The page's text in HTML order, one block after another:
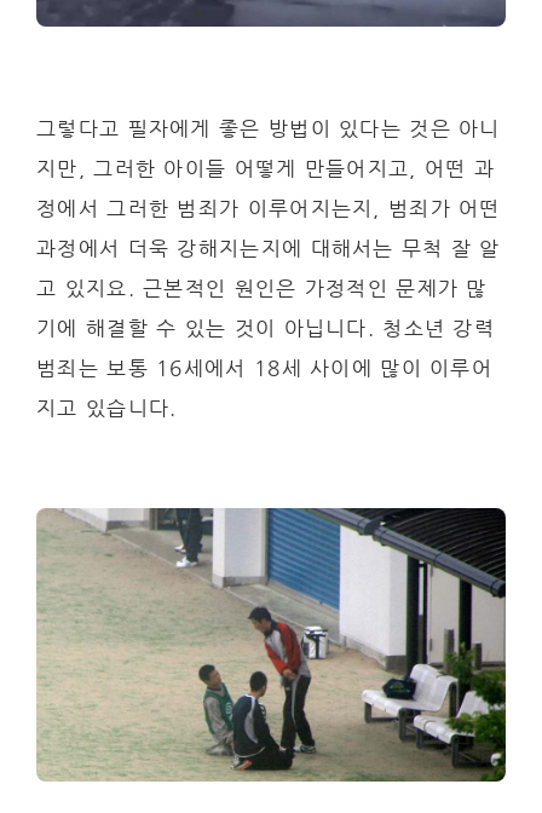
그렇다고 필자에게 좋은 방법이 있다는 것은 아니
지만, 그러한 아이들 어떻게 만들어지고, 어떤 과
정에서 그러한 범죄가 이루어지는지, 범죄가 어떤
과정에서 더욱 강해지는지에 대해서는 무척 잘 알
고 있지요. 근본적인 원인은 가정적인 문제가 많
기에 해결할 수 있는 것이 아닙니다. 청소년 강력
범죄는 보통 16세에서 18세 사이에 많이 이루어
지고 있습니다.